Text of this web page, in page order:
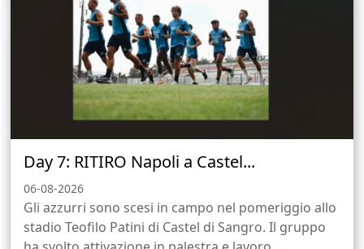
Day 7: RITIRO Napoli a Castel...
06-08-2026
Gli azzurri sono scesi in campo nel pomeriggio allo
stadio Teofilo Patini di Castel di Sangro. Il gruppo